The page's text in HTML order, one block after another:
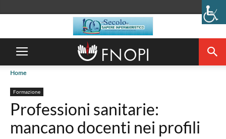
Home
Formazione
Professioni sanitarie:
mancano docenti nei profili